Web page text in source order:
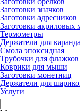
Заготовки значков
Заготовки адресников
Заготовки акриловых
Термометры
Держатели для
Смола эпоксидная
Трубочки для флажков
Коврики для мыши
Заготовки монетниц
Держатели для
Услуги